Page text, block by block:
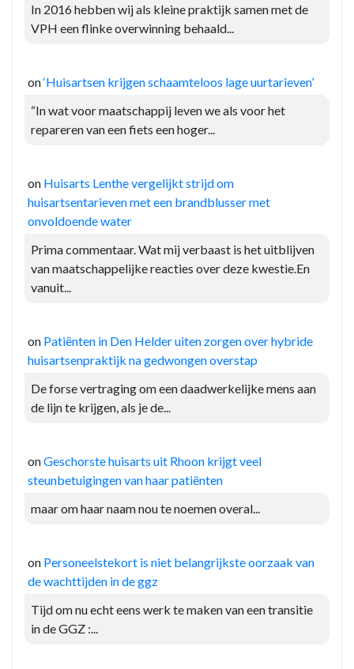
In 2016 hebben wij als kleine praktijk samen met de
VPH een flinke overwinning behaald...
on‘Huisartsen krijgen schaamteloos lage uurtarieven’
“In wat voor maatschappij leven we als voor het
repareren van een fiets een hoger...
on Huisarts Lenthe vergelijkt strijd om
huisartsentarieven met een brandblusser met
onvoldoende water
Prima commentaar. Wat mij verbaast is het uitblijven
van maatschappelijke reacties over deze kwestie.En
vanuit...
on Patiënten in Den Helder uiten zorgen over hybride
huisartsenpraktijk na gedwongen overstap
De forse vertraging om een daadwerkelijke mens aan
de lijn te krijgen, als je de...
onGeschorste huisarts uit Rhoon krijgt veel
steunbetuigingen van haar patiënten
maar om haar naam nou te noemen overal...
on Personeelstekort is niet belangrijkste oorzaak van
de wachttijden in de ggz
Tijd om nu echt eens werk te maken van een transitie
in de GGZ :...